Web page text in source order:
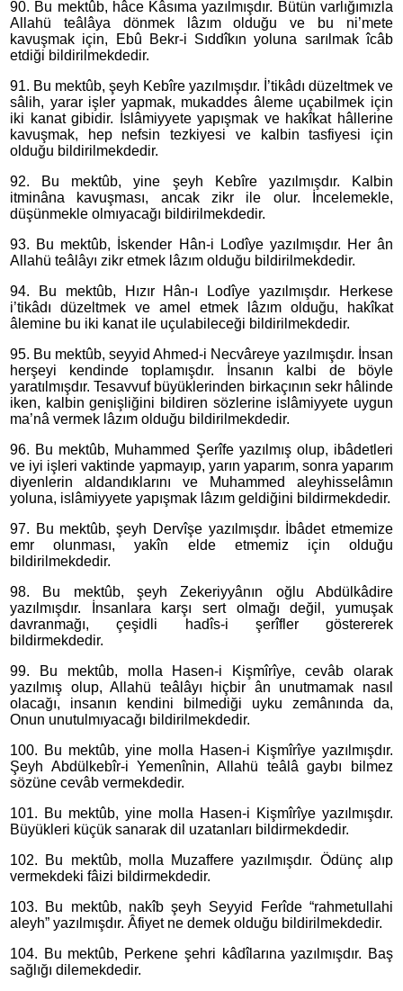
90. Bu mektûb, hâce Kâsıma yazılmışdır. Bütün varlığımızla
Allahü teâlâya dönmek lâzım olduğu ve bu ni’mete
kavuşmak için, Ebû Bekr-i Sıddîkın yoluna sarılmak îcâb
etdiği bildirilmekdedir.
91. Bu mektûb, şeyh Kebîre yazılmışdır. İ’tikâdı düzeltmek ve
sâlih, yarar işler yapmak, mukaddes âleme uçabilmek için
iki kanat gibidir. İslâmiyyete yapışmak ve hakîkat hâllerine
kavuşmak, hep nefsin tezkiyesi ve kalbin tasfiyesi için
olduğu bildirilmekdedir.
92. Bu mektûb, yine şeyh Kebîre yazılmışdır. Kalbin
itminâna kavuşması, ancak zikr ile olur. İncelemekle,
düşünmekle olmıyacağı bildirilmekdedir.
93. Bu mektûb, İskender Hân-i Lodîye yazılmışdır. Her ân
Allahü teâlâyı zikr etmek lâzım olduğu bildirilmekdedir.
94. Bu mektûb, Hızır Hân-ı Lodîye yazılmışdır. Herkese
i’tikâdı düzeltmek ve amel etmek lâzım olduğu, hakîkat
âlemine bu iki kanat ile uçulabileceği bildirilmekdedir.
95. Bu mektûb, seyyid Ahmed-i Necvâreye yazılmışdır. İnsan
herşeyi kendinde toplamışdır. İnsanın kalbi de böyle
yaratılmışdır. Tesavvuf büyüklerinden birkaçının sekr hâlinde
iken, kalbin genişliğini bildiren sözlerine islâmiyyete uygun
ma’nâ vermek lâzım olduğu bildirilmekdedir.
96. Bu mektûb, Muhammed Şerîfe yazılmış olup, ibâdetleri
ve iyi işleri vaktinde yapmayıp, yarın yaparım, sonra yaparım
diyenlerin aldandıklarını ve Muhammed aleyhisselâmın
yoluna, islâmiyyete yapışmak lâzım geldiğini bildirmekdedir.
97. Bu mektûb, şeyh Dervîşe yazılmışdır. İbâdet etmemize
emr olunması, yakîn elde etmemiz için olduğu
bildirilmekdedir.
98. Bu mektûb, şeyh Zekeriyyânın oğlu Abdülkâdire
yazılmışdır. İnsanlara karşı sert olmağı değil, yumuşak
davranmağı, çeşidli hadîs-i şerîfler göstererek
bildirmekdedir.
99. Bu mektûb, molla Hasen-i Kişmîrîye, cevâb olarak
yazılmış olup, Allahü teâlâyı hiçbir ân unutmamak nasıl
olacağı, insanın kendini bilmediği uyku zemânında da,
Onun unutulmıyacağı bildirilmekdedir.
100. Bu mektûb, yine molla Hasen-i Kişmîrîye yazılmışdır.
Şeyh Abdülkebîr-i Yemenînin, Allahü teâlâ gaybı bilmez
sözüne cevâb vermekdedir.
101. Bu mektûb, yine molla Hasen-i Kişmîrîye yazılmışdır.
Büyükleri küçük sanarak dil uzatanları bildirmekdedir.
102. Bu mektûb, molla Muzaffere yazılmışdır. Ödünç alıp
vermekdeki fâizi bildirmekdedir.
103. Bu mektûb, nakîb şeyh Seyyid Ferîde “rahmetullahi
aleyh” yazılmışdır. Âfiyet ne demek olduğu bildirilmekdedir.
104. Bu mektûb, Perkene şehri kâdîlarına yazılmışdır. Baş
sağlığı dilemekdedir.